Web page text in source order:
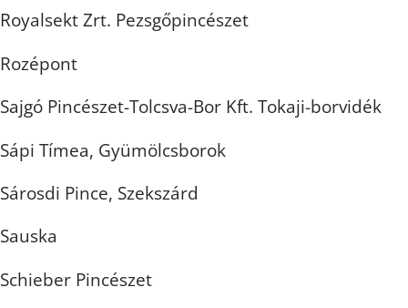
Royalsekt Zrt. Pezsgőpincészet
Rozépont
Sajgó Pincészet-Tolcsva-Bor Kft. Tokaji-borvidék
Sápi Tímea, Gyümölcsborok
Sárosdi Pince, Szekszárd
Sauska
Schieber Pincészet